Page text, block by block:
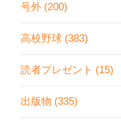
号外 (200)
高校野球 (383)
読者プレゼント (15)
出版物 (335)